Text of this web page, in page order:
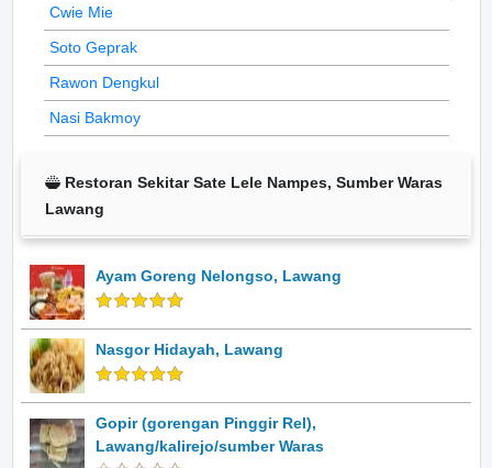
Cwie Mie
Soto Geprak
Rawon Dengkul
Nasi Bakmoy
Restoran Sekitar Sate Lele Nampes, Sumber Waras
Lawang
Ayam Goreng Nelongso, Lawang
Nasgor Hidayah, Lawang
Gopir (gorengan Pinggir Rel),
Lawang/kalirejo/sumber Waras